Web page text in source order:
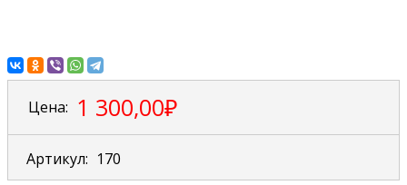
Цена: 1 300,00₽
Артикул: 170